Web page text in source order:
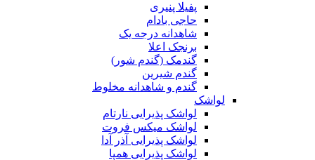
پفیلا پنیری
حاجی بادام
شاهدانه درجه یک
برنجک اعلا
گندمک (گندم شور)
گندم شیرین
گندم و شاهدانه مخلوط
لواشک
لواشک پذیرایی نارتام
لواشک میکس فروت
لواشک پذیرایی آذر آدا
لواشک پذیرایی همپا